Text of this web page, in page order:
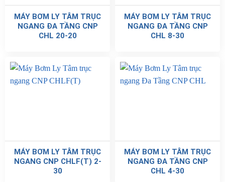
MÁY BƠM LY TÂM TRỤC
NGANG ĐA TẦNG CNP
CHL 20-20
MÁY BƠM LY TÂM TRỤC
NGANG ĐA TẦNG CNP
CHL 8-30
MÁY BƠM LY TÂM TRỤC
NGANG CNP CHLF(T) 2-
30
MÁY BƠM LY TÂM TRỤC
NGANG ĐA TẦNG CNP
CHL 4-30